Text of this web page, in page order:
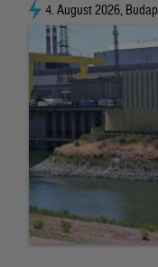
4. August 2026,